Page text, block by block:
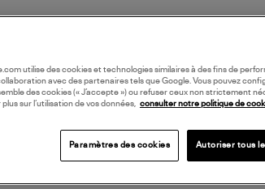
utilise des cookies et technologies similaires à des fins de
avec des partenaires tels que Google. Vous pouvez
des cookies (« J’accepte ») ou refuser ceux non strictement
plus sur l’utilisation de vos données, consulter notre politique de
Paramètres des cookies Autoriser tous